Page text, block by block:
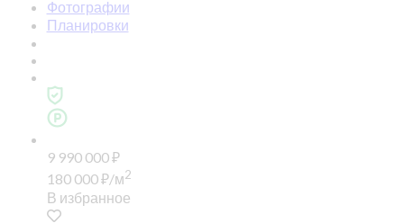
Фотографии
Планировки
9 990 000₽
180 000₽/м2
В избранное